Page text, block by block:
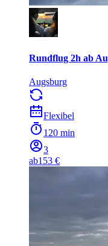
Rundflug 2h ab
Augsburg
Flexibel
120 min
3
ab153 €